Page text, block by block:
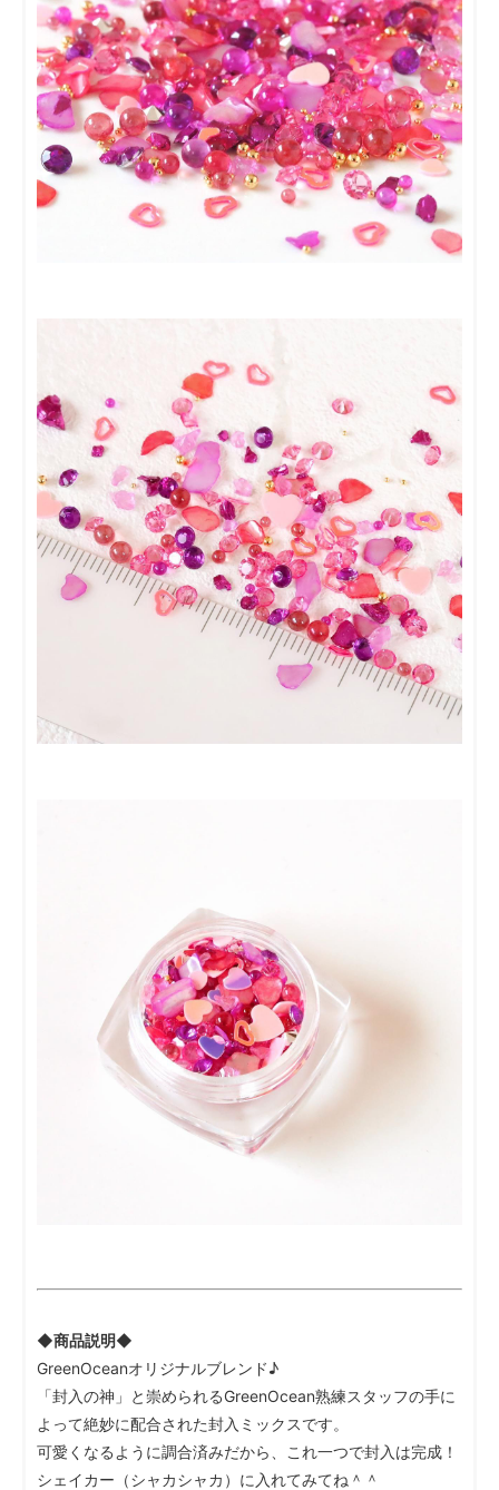
◆商品説明◆
GreenOceanオリジナルブレンド♪
「封入の神」と崇められるGreenOcean熟練スタッフの手に
よって絶妙に配合された封入ミックスです。
可愛くなるように調合済みだから、これ一つで封入は完成！
シェイカー（シャカシャカ）に入れてみてね＾＾